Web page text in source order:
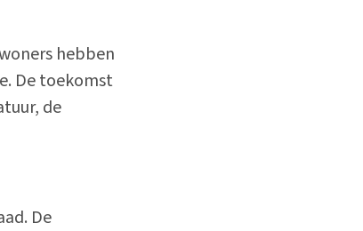
hebben
De toekomst
de
De